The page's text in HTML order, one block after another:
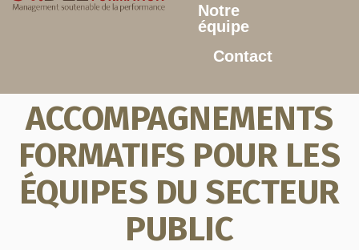
Notre
équipe
Contact
ACCOMPAGNEMENTS
FORMATIFS POUR LES
ÉQUIPES DU SECTEUR
PUBLIC